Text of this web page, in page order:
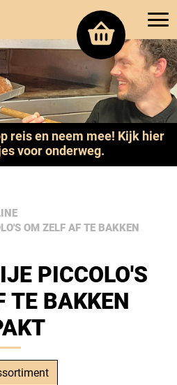
reis en neem mee! Kijk hier
voor onderweg.
OM ZELF AF TE BAKKEN
PICCOLO'S
TE BAKKEN